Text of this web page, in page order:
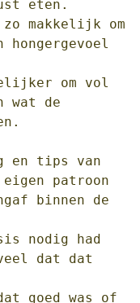
eten.
makkelijk om
om vol
wat de
en tips van
patroon
binnen de
nodig had
dat dat
goed was of